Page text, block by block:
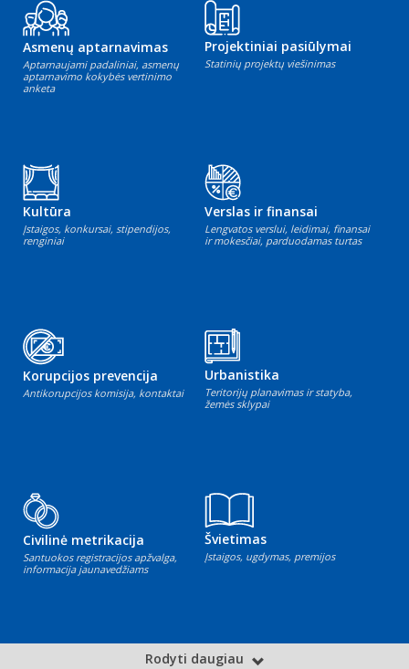
Asmenų aptarnavimas
Aptarnaujami padaliniai, asmenų
aptarnavimo kokybės vertinimo
anketa
Projektiniai pasiūlymai
Statinių projektų viešinimas
Kultūra
Įstaigos, konkursai, stipendijos,
renginiai
Verslas ir finansai
Lengvatos verslui, leidimai, finansai
ir mokesčiai, parduodamas turtas
Korupcijos prevencija
Antikorupcijos komisija, kontaktai
Urbanistika
Teritorijų planavimas ir statyba,
žemės sklypai
Civilinė metrikacija
Santuokos registracijos apžvalga,
informacija jaunavedžiams
Švietimas
Įstaigos, ugdymas, premijos
Rodyti daugiau